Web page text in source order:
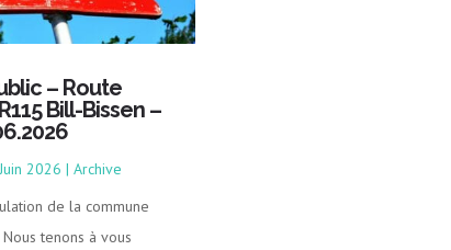
– Route
Bill-Bissen –
2026 |Archive
de la commune
tenons à vous